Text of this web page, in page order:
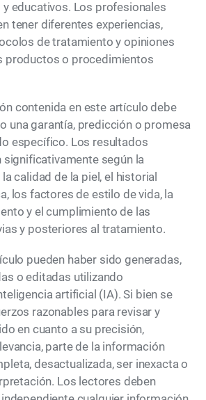
educativos. Los profesionales
tener diferentes experiencias,
de tratamiento y opiniones
productos o procedimientos
contenida en este artículo debe
una garantía, predicción o promesa
específico. Los resultados
significativamente según la
calidad de la piel, el historial
los factores de estilo de vida, la
y el cumplimiento de las
y posteriores al tratamiento.
pueden haber sido generadas,
o editadas utilizando
artificial (IA). Si bien se
razonables para revisar y
en cuanto a su precisión,
parte de la información
desactualizada, ser inexacta o
Los lectores deben